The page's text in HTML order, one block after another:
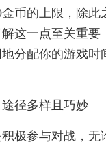
币的上限，除
这一点至关重
分配你的游戏
径多样且巧妙
极参与对战，